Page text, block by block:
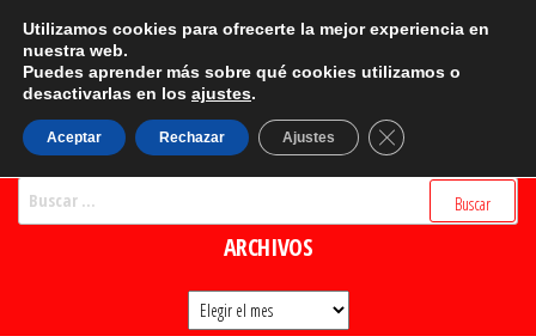
Saltar
contenido
CATEGORÍAS
Categorías
BUSCADOR
ARCHIVOS
Archivos
Utilizamos cookies para ofrecerte la mejor experiencia en
nuestra web.
Puedes aprender más sobre qué cookies utilizamos o
desactivarlas en los ajustes.
Aceptar Rechazar Ajustes Cerrar el banner